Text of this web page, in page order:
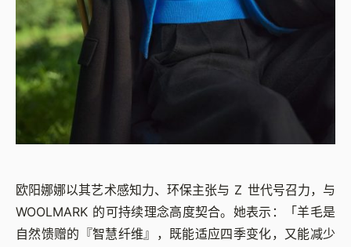
欧阳娜娜以其艺术感知力、环保主张与 Z 世代号召力，与
WOOLMARK 的可持续理念高度契合。她表示：「羊毛是
自然馈赠的『智慧纤维』，既能适应四季变化，又能减少